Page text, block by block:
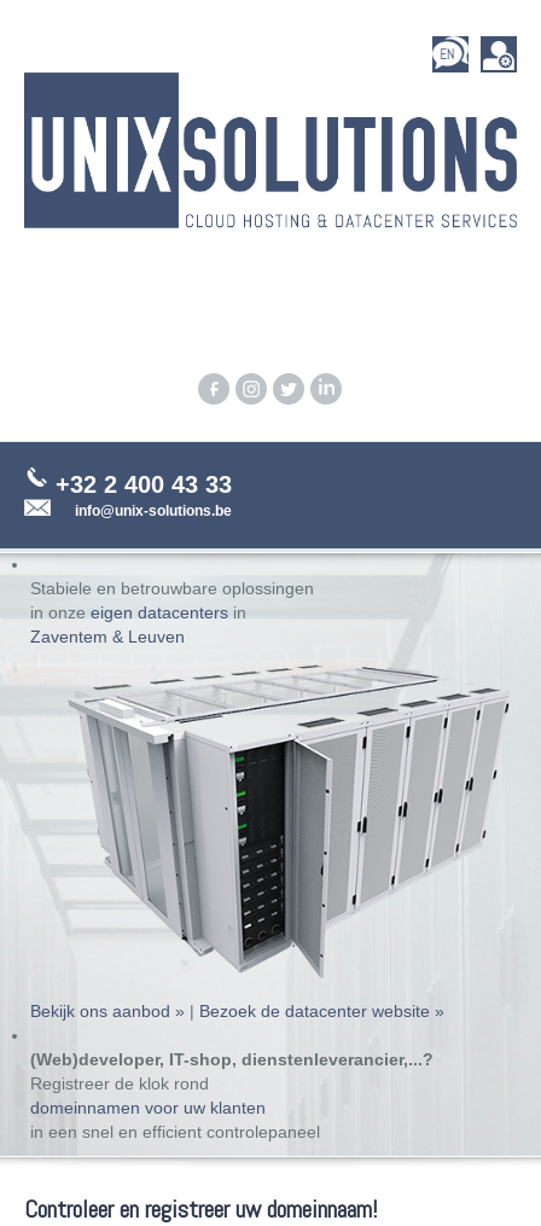
+32 2 400 43 33
info@unix-solutions.be
Stabiele en betrouwbare oplossingen
in onze eigen datacenters in
Zaventem & Leuven
Bekijk ons aanbod » | Bezoek de datacenter website »
(Web)developer, IT-shop, dienstenleverancier,...?
Registreer de klok rond
domeinnamen voor uw klanten
in een snel en efficient controlepaneel
Controleer en registreer uw domeinnaam!